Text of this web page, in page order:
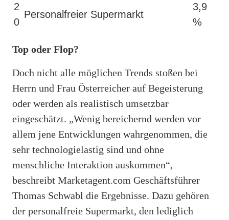
2
0
Personalfreier Supermarkt
3,9
%
Top oder Flop?
Doch nicht alle möglichen Trends stoßen bei
Herrn und Frau Österreicher auf Begeisterung
oder werden als realistisch umsetzbar
eingeschätzt. „Wenig bereichernd werden vor
allem jene Entwicklungen wahrgenommen, die
sehr technologielastig sind und ohne
menschliche Interaktion auskommen“,
beschreibt Marketagent.com Geschäftsführer
Thomas Schwabl die Ergebnisse. Dazu gehören
der personalfreie Supermarkt, den lediglich